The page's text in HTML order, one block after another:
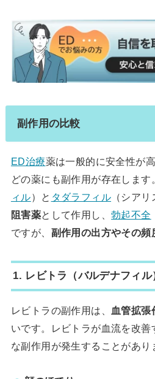
副作用の比較
ED治療薬は一般的に安全性が
どの薬にも副作用が存在します
ィル）と タダラフィル （シア
阻害薬として作用し、勃起不全
ですが、 副作用の出方やその頻
1. レビトラ（バルデナフィル
レビトラの副作用は、 血管拡張
いです。レビトラが血流を改善
な副作用が発生することがあり